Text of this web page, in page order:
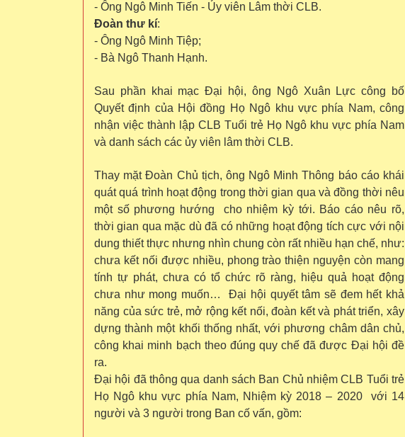
- Ông Ngô Minh Tiến - Ủy viên Lâm thời CLB.
Đoàn thư kí:
- Ông Ngô Minh Tiệp;
- Bà Ngô Thanh Hạnh.
Sau phần khai mạc Đại hội, ông Ngô Xuân Lựccông bố
Quyết định của Hội đồng Họ Ngô khu vực phía Nam, công
nhận việc thành lập CLB Tuổi trẻ Họ Ngô khu vực phía Nam
và danh sách các ủy viên lâm thời CLB.
Thay mặtĐoàn Chủ tịch, ông Ngô Minh Thông báo cáo khái
quát quá trình hoạt động trong thời gian qua và đồng thời nêu
một số phương hướng cho nhiệm kỳ tới. Báo cáo nêu rõ,
thời gian qua mặc dù đã có những hoạt động tích cực với nội
dung thiết thực nhưng nhìn chung còn rất nhiều hạn chế, như:
chưa kết nối được nhiều, phong trào thiện nguyện còn mang
tính tự phát, chưa có tổ chức rõ ràng, hiệu quả hoạt động
chưa như mong muốn…
Đại hội quyết tâm sẽ đem hết khả
năng của sức trẻ, mở rộng kết nối, đoàn kết và phát triển, xây
dựng thành một khối thống nhất, với phương châm dân chủ,
công khai minh bạch theo đúng quy chế đã được Đại hội đề
ra.
Đại hội đã thông qua danh sách Ban Chủ nhiệm CLB Tuổi trẻ
Họ Ngô khu vực phía Nam, Nhiệm kỳ 2018 – 2020 với 14
người và 3 người trong Ban cố vấn, gồm: